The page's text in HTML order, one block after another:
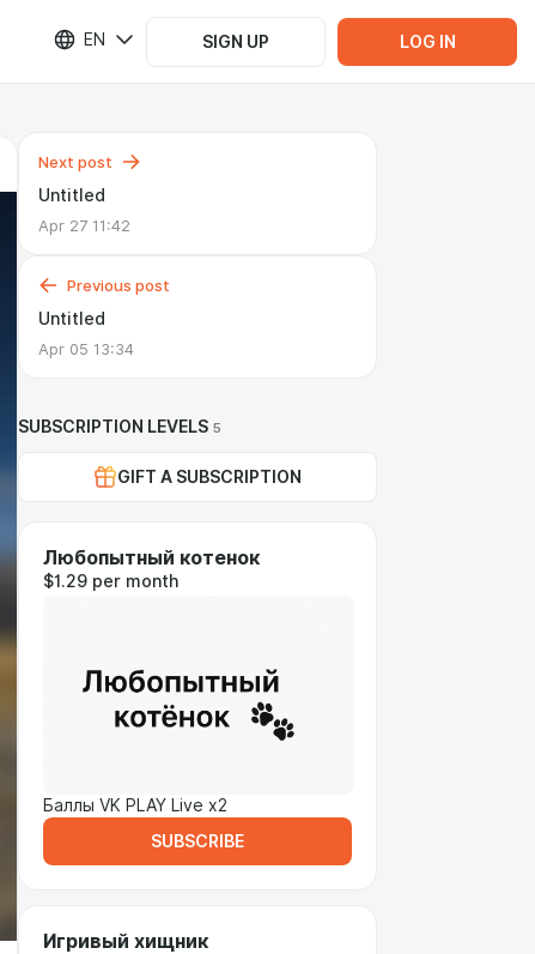
EN SIGN UP LOG IN
Next post
Untitled
Apr 27 11:42
Previous post
Untitled
Apr 05 13:34
SUBSCRIPTION LEVELS 5
GIFT A SUBSCRIPTION
Любопытный котенок
$1.29 per month
Баллы VK PLAY Live x2
SUBSCRIBE
Игривый хищник